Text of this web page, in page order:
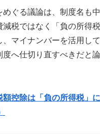
ぐる議論は、制度名も
減税ではなく「負の所得
、マイナンバーを活用し
へ仕切り直すべきだと
額控除は「負の所得税」